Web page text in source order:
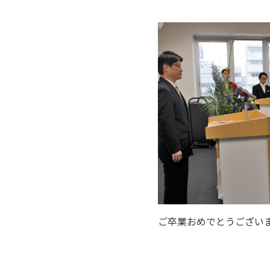
ご卒業おめでとうござい